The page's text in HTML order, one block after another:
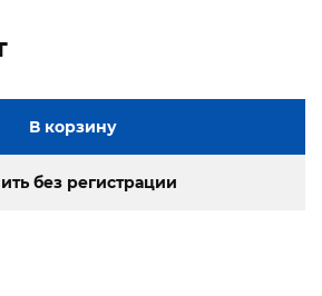
В корзину
без регистрации